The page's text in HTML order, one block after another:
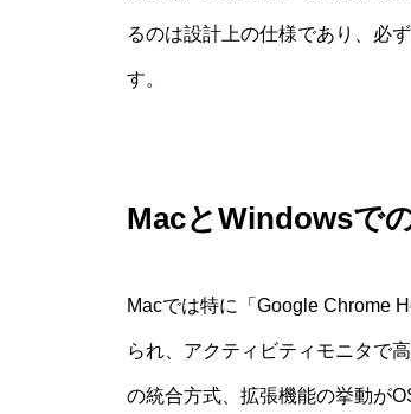
るのは設計上の仕様であり、必
す。
MacとWindowsで
Macでは特に「Google Chrome
られ、アクティビティモニタで
の統合方式、拡張機能の挙動が